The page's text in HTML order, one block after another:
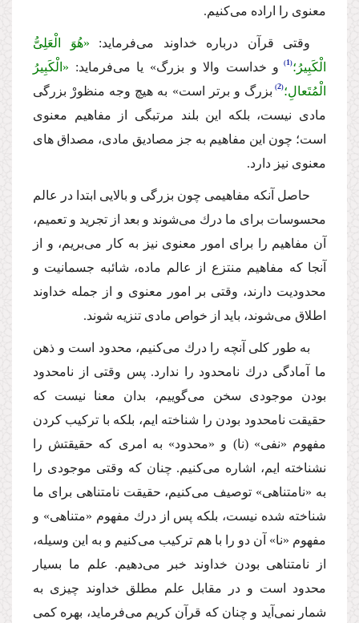
معنوى را اراده مى‌كنیم.
وقتى قرآن درباره خداوند مى‌فرماید: «هُوَ الْعَلِیُّ
الْكَبِیرُ؛ 1 و خداست والا و بزرگ» یا مى‌فرماید: «الْكَبِیرُ
الْمُتَعالِ؛ 2 بزرگ و برتر است» به هیچ وجه منظورْ بزرگى
مادى نیست، بلكه این بلند مرتبگى از مفاهیم معنوى
است؛ چون این مفاهیم به جز مصادیق مادى، مصداق هاى
معنوى نیز دارد.
حاصل آنكه مفاهیمى چون بزرگى و بالایى ابتدا در عالم
محسوسات براى ما درك مى‌شوند و بعد از تجرید و تعمیم،
آن مفاهیم را براى امور معنوى نیز به كار مى‌بریم، و از
آنجا كه مفاهیم منتزع از عالم ماده، شائبه جسمانیت و
محدودیت دارند، وقتى بر امور معنوى و از جمله خداوند
اطلاق مى‌شوند، باید از خواص مادى تنزیه شوند.
به طور كلى آنچه را درك مى‌كنیم، محدود است و ذهن
ما آمادگى درك نامحدود را ندارد. پس وقتى از نامحدود
بودن موجودى سخن مى‌گوییم، بدان معنا نیست كه
حقیقت نامحدود بودن را شناخته ایم، بلكه با تركیب كردن
مفهوم «نفى» (نا) و «محدود» به امرى كه حقیقتش را
نشناخته ایم، اشاره مى‌كنیم. چنان كه وقتى موجودى را
به «نامتناهى» توصیف مى‌كنیم، حقیقت نامتناهى براى ما
شناخته شده نیست، بلكه پس از درك مفهوم «متناهى» و
مفهوم «نا» آن دو را با هم تركیب مى‌كنیم و به این وسیله،
از نامتناهى بودن خداوند خبر مى‌دهیم. علم ما بسیار
محدود است و در مقابل علم مطلق خداوند چیزى به
شمار نمى‌آید و چنان كه قرآن كریم مى‌فرماید، بهره كمى